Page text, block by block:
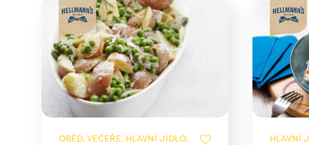
OBĚD, VEČEŘE, HLAVNÍ JÍDLO,
HLAVNÍ